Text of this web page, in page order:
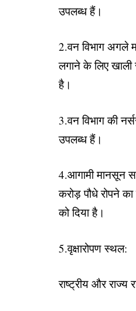
उपलब्ध हैं।
2.वन विभाग अगले
लगाने के लिए खाली
है।
3.वन विभाग की
उपलब्ध हैं।
4.आगामी मानसून
करोड़ पौधे रोपने का
को दिया है।
5.वृक्षारोपण स्थल:
राष्ट्रीय और राज्य